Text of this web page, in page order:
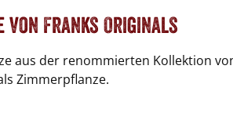
von Franks Originals
aus der renommierten Kollektion
Zimmerpflanze.